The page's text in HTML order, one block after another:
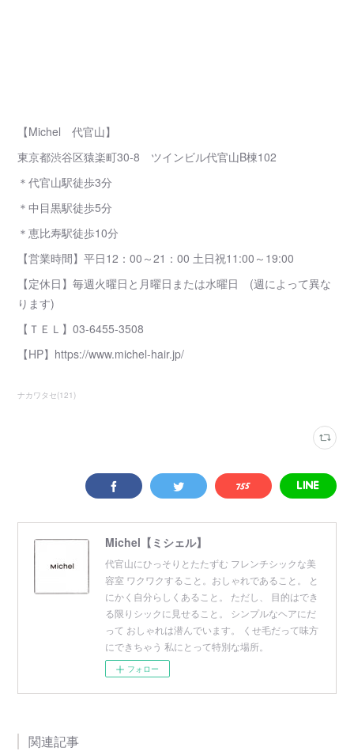
【Michel 代官山】
東京都渋谷区猿楽町30-8 ツインビル代官山B棟102
＊代官山駅徒歩3分
＊中目黒駅徒歩5分
＊恵比寿駅徒歩10分
【営業時間】平日12：00～21：00 土日祝11:00～19:00
【定休日】毎週火曜日と月曜日または水曜日 (週によって異な
ります)
【ＴＥＬ】03-6455-3508
【HP】https://www.michel-hair.jp/
ナカワタセ(121)
Michel【ミシェル】
代官山にひっそりとたたずむ フレンチシックな美
容室 ワクワクすること。おしゃれであること。 と
にかく自分らしくあること。 ただし、 目的はでき
る限りシックに見せること。 シンプルなヘアにだ
って おしゃれは潜んでいます。 くせ毛だって味方
にできちゃう 私にとって特別な場所。
フォロー
関連記事